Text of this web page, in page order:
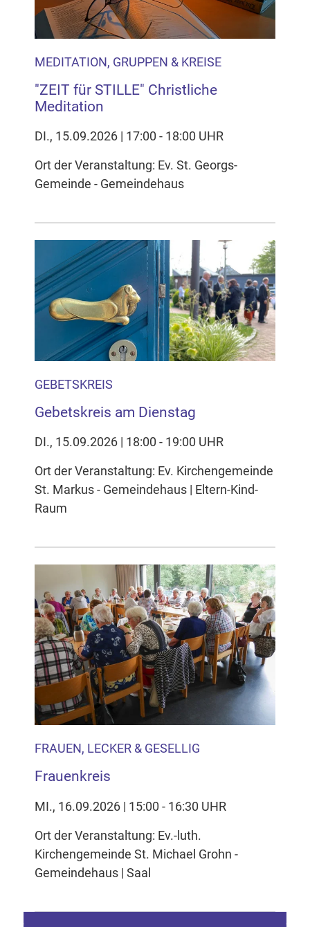
MEDITATION, GRUPPEN & KREISE
"ZEIT für STILLE" Christliche
Meditation
DI., 15.09.2026 | 17:00 - 18:00 UHR
Ort der Veranstaltung: Ev. St. Georgs-
Gemeinde - Gemeindehaus
GEBETSKREIS
Gebetskreis am Dienstag
DI., 15.09.2026 | 18:00 - 19:00 UHR
Ort der Veranstaltung: Ev. Kirchengemeinde
St. Markus - Gemeindehaus | Eltern-Kind-
Raum
FRAUEN, LECKER & GESELLIG
Frauenkreis
MI., 16.09.2026 | 15:00 - 16:30 UHR
Ort der Veranstaltung: Ev.-luth.
Kirchengemeinde St. Michael Grohn -
Gemeindehaus | Saal